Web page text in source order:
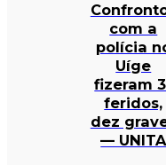
com a
polícia
Uíge
fizeram
feridos,
dez
— UNITA